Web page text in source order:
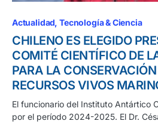
Actualidad Tecnología & Ciencia
CHILENO ES ELEGIDO
COMITÉ CIENTÍFICO DE
PARA LA CONSERVACIÓN
RECURSOS VIVOS
El funcionario del Instituto Antártico
por el período 2024-2025. El Dr.